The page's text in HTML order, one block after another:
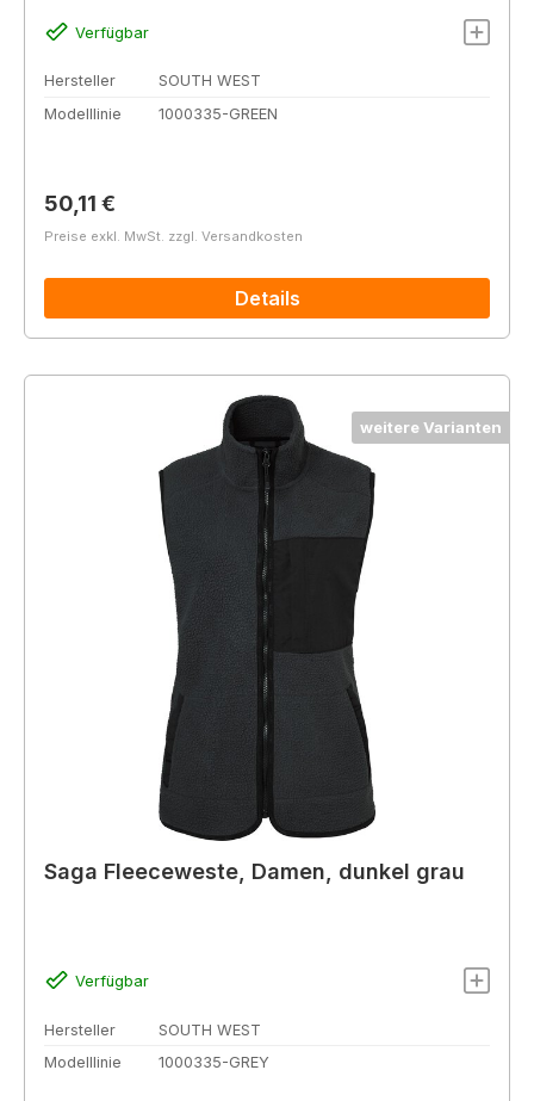
Verfügbar
Hersteller
SOUTH WEST
Modelllinie
1000335-GREEN
Regulärer Preis:
50,11 €
Preise exkl. MwSt. zzgl. Versandkosten
Details
weitere Varianten
Saga Fleeceweste, Damen, dunkel grau
Verfügbar
Hersteller
SOUTH WEST
Modelllinie
1000335-GREY